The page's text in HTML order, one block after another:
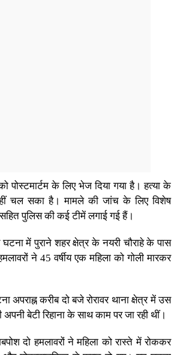
पोस्टमार्टम के लिए भेज दिया गया है। हत्या के
चल सका है। मामले की जांच के लिए विशेष
पुलिस की कई टीमें लगाई गई हैं।
में पुराने शहर क्षेत्र के नयरी चौराहे के पास
ने 45 वर्षीय एक महिला को गोली मारकर
करीब दो बजे रोरावर थाना क्षेत्र में उस
अपनी बेटी रिहाना के साथ काम पर जा रही थीं।
दो हमलावरों ने महिला को रास्ते में रोककर